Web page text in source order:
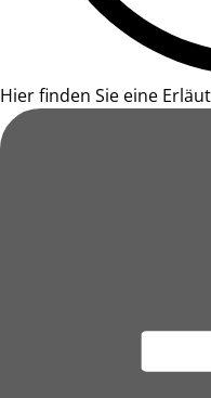
Hier finden Sie eine